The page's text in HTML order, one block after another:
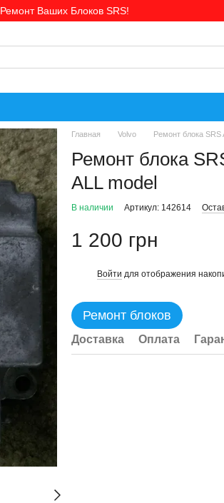
Ремонт Ваших Блоков SRS!
Главная Volvo Ремонт блока SRS
Ремонт блока
ALL model
В наличии Артикул: 142614
1 200 грн
Войти для отображения
Ремонт блоков
Доставка Оплата